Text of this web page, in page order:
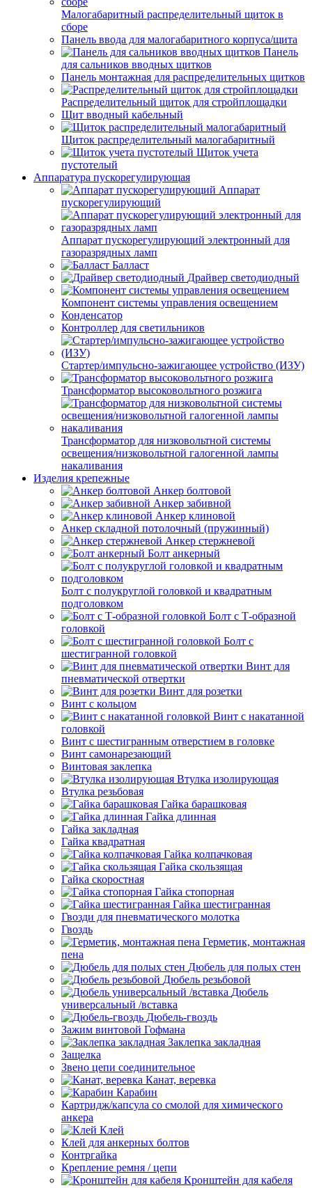
Малогабаритный распределительный щиток в
сборе
Панель ввода для малогабаритного корпуса/щита
Панель
для сальников вводных щитков
Панель монтажная для распределительных щитков
Распределительный щиток для стройплощадки
Щит вводный кабельный
Щиток распределительный малогабаритный
Щиток учета
пустотелый
Аппаратура пускорегулирующая
Аппарат
пускорегулирующий
Аппарат пускорегулирующий электронный для
газоразрядных ламп
Балласт
Драйвер светодиодный
Компонент системы управления освещением
Конденсатор
Контроллер для светильников
Стартер/импульсно-зажигающее устройство (ИЗУ)
Трансформатор высоковольтного розжига
Трансформатор для низковольтной системы
освещения/низковольтной галогенной лампы
накаливания
Изделия крепежные
Анкер болтовой
Анкер забивной
Анкер клиновой
Анкер складной потолочный (пружинный)
Анкер стержневой
Болт анкерный
Болт с полукруглой головкой и квадратным
подголовком
Болт с Т-образной
головкой
Болт с
шестигранной головкой
Винт для
пневматической отвертки
Винт для розетки
Винт с кольцом
Винт с накатанной
головкой
Винт с шестигранным отверстием в головке
Винт самонарезающий
Винтовая заклепка
Втулка изолирующая
Втулка резьбовая
Гайка барашковая
Гайка длинная
Гайка закладная
Гайка квадратная
Гайка колпачковая
Гайка скользящая
Гайка скоростная
Гайка стопорная
Гайка шестигранная
Гвозди для пневматического молотка
Гвоздь
Герметик, монтажная
пена
Дюбель для полых стен
Дюбель резьбовой
Дюбель
универсальный /вставка
Дюбель-гвоздь
Зажим винтовой Гофмана
Заклепка закладная
Защелка
Звено цепи соединительное
Канат, веревка
Карабин
Картридж/капсула со смолой для химического
анкера
Клей
Клей для анкерных болтов
Контргайка
Крепление ремня / цепи
Кронштейн для кабеля